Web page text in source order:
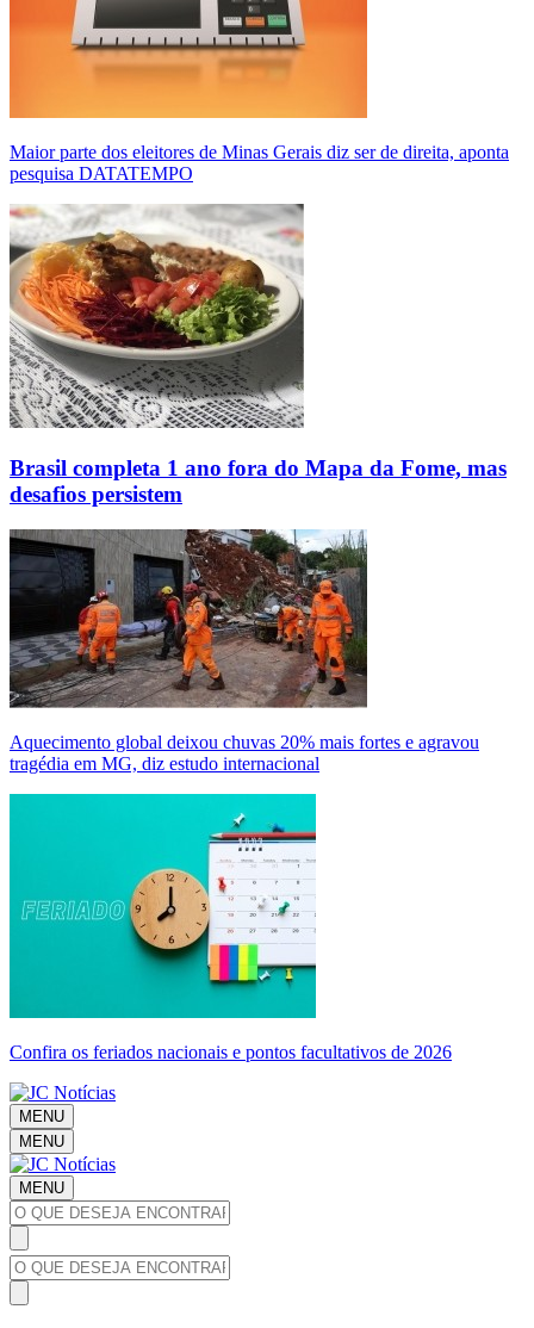
Maior parte dos eleitores de Minas Gerais diz ser de direita, aponta
pesquisa DATATEMPO
Brasil completa 1 ano fora do Mapa da Fome, mas
desafios persistem
Aquecimento global deixou chuvas 20% mais fortes e agravou
tragédia em MG, diz estudo internacional
Confira os feriados nacionais e pontos facultativos de 2026
MENU
MENU
MENU